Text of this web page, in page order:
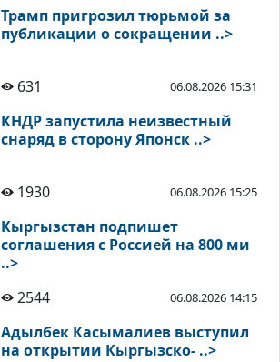
Трамп пригрозил тюрьмой за
публикации о сокращении ..>
631 06.08.2026 15:31
КНДР запустила неизвестный
снаряд в сторону Японск ..>
1930 06.08.2026 15:25
Кыргызстан подпишет
соглашения с Россией на 800 ми
..>
2544
06.08.2026 14:15
Адылбек Касымалиев выступил
на открытии Кыргызско- ..>